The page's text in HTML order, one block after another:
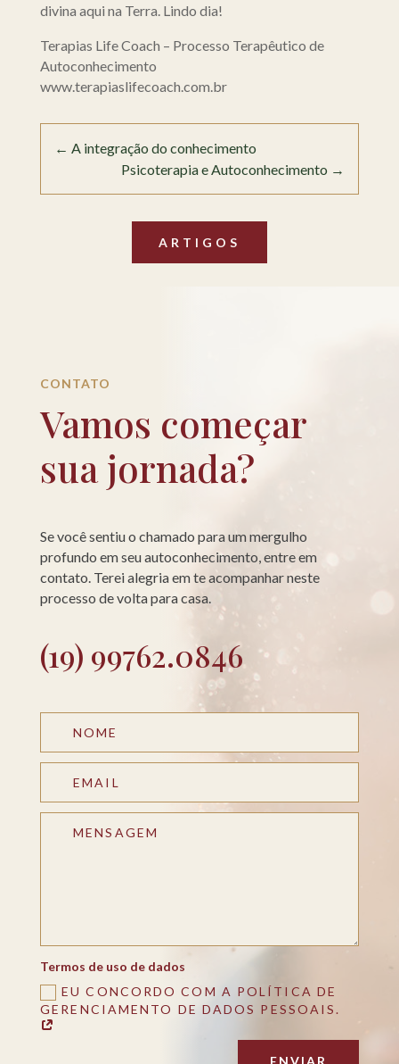
divina aqui na Terra. Lindo dia!
Terapias Life Coach – Processo Terapêutico de
Autoconhecimento
www.terapiaslifecoach.com.br
← A integração do conhecimento
Psicoterapia e Autoconhecimento →
ARTIGOS
CONTATO
Vamos começar
sua jornada?
Se você sentiu o chamado para um mergulho
profundo em seu autoconhecimento, entre em
contato. Terei alegria em te acompanhar neste
processo de volta para casa.
(19) 99762.0846
Termos de uso de dados
EU CONCORDO COM A POLÍTICA DE
GERENCIAMENTO DE DADOS PESSOAIS.
ENVIAR